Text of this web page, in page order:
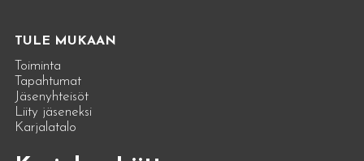
TULE MUKAAN
Toiminta
Tapahtumat
Jäsenyhteisöt
Liity jäseneksi
Karjalatalo